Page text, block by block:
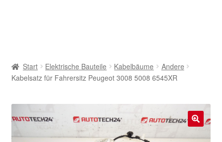
Beschwerdeordnung
Datenschutz-Bestimmungen
Start Elektrische Bauteile Kabelbäume
Andere
Kabelsatz für Fahrersitz Peugeot 3008 5008 6545XR